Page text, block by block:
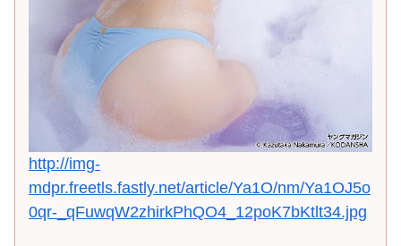
http://img-
mdpr.freetls.fastly.net/article/Ya1O/nm/Ya1OJ5o
0qr-_qFuwqW2zhirkPhQO4_12poK7bKtlt34.jpg